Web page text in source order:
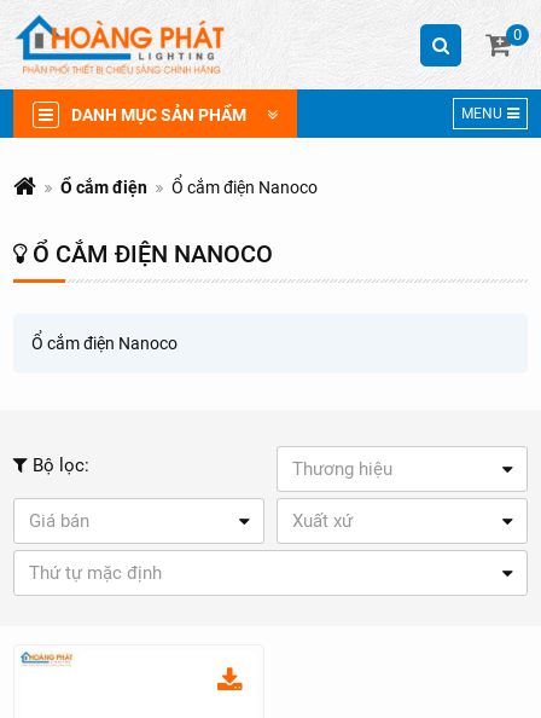
0
DANH MỤC SẢN PHẨM MENU
Ổ cắm điện Ổ cắm điện Nanoco
Ổ CẮM ĐIỆN NANOCO
Ổ cắm điện Nanoco
Bộ lọc: Thương hiệu
Giá bán Xuất xứ
Thứ tự mặc định